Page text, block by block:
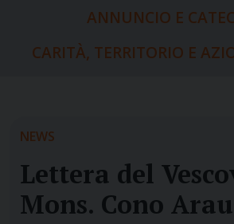
ANNUNCIO E
CARITÀ, TERRITORIO E
NEWS
Lettera del
Mons. Cono